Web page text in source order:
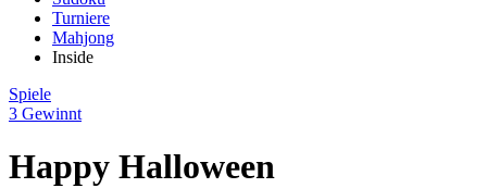
Turniere
Mahjong
Inside
Spiele
3 Gewinnt
Happy Halloween